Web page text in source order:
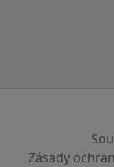
Zásady